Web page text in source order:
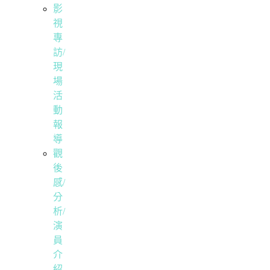
影
視
專
訪/
現
場
活
動
報
導
觀
後
感/
分
析/
演
員
介